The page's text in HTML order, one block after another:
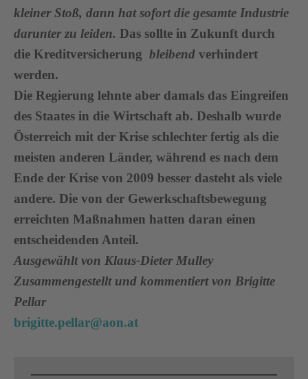
kleiner Stoß, dann hat sofort die gesamte Industrie
darunter zu leiden. Das sollte in Zukunft durch
die Kreditversicherung bleibend verhindert
werden.
Die Regierung lehnte aber damals das Eingreifen
des Staates in die Wirtschaft ab. Deshalb wurde
Österreich mit der Krise schlechter fertig als die
meisten anderen Länder, während es nach dem
Ende der Krise von 2009 besser dasteht als viele
andere. Die von der Gewerkschaftsbewegung
erreichten Maßnahmen hatten daran einen
entscheidenden Anteil.
Ausgewählt von Klaus-Dieter Mulley
Zusammengestellt und kommentiert von Brigitte
Pellar
brigitte.pellar@aon.at